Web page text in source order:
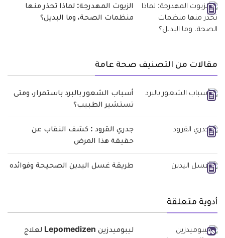
الزيوت المهدرجة: لماذا تحذر منها
منظمات الصحة، وما البديل؟
مقالات من التصنيف صحة عامة
أسباب الشعور بالبرد باستمرار، ومتى
تستشير الطبيب؟
جدري القرود : كشف النقاب عن
حقيقة هذا المرض
طريقة غسل اليدين الصحيحة وفوائده
أدوية متعلقة
ليبوميدزين Lepomedizen لعلاج